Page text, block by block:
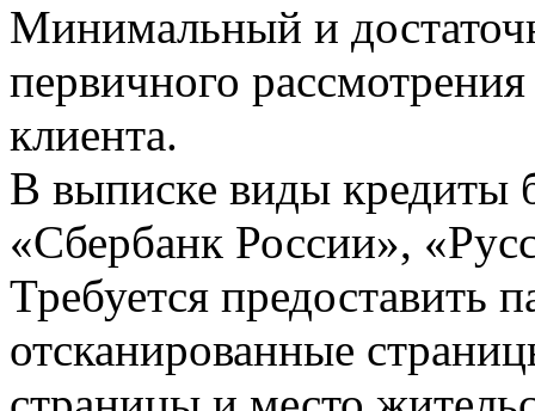
Минимальный и
первичного
клиента.
В выписке виды кредиты
«Сбербанк России»,
Требуется предоставить
отсканированные